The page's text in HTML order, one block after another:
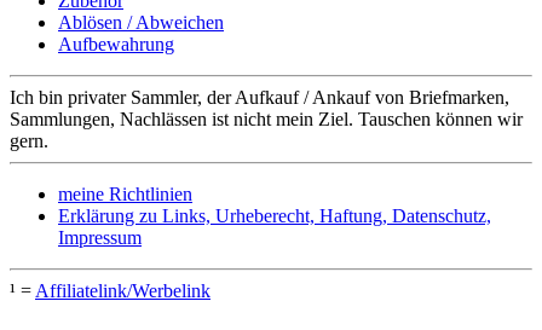
Ablösen / Abweichen
Aufbewahrung
Ich bin privater Sammler, der Aufkauf / Ankauf von Briefmarken,
Sammlungen, Nachlässen ist nicht mein Ziel. Tauschen können wir
gern.
meine Richtlinien
Erklärung zu Links, Urheberecht, Haftung, Datenschutz,
Impressum
¹ = Affiliatelink/Werbelink